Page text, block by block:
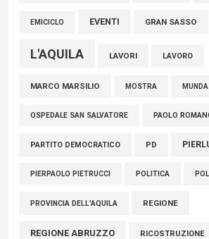
EMICICLO EVENTI GRAN SASSO
L'AQUILA LAVORI LAVORO
MARCO MARSILIO MOSTRA MUNDA
OSPEDALE SAN SALVATORE PAOLO
PARTITO DEMOCRATICO PD
PIERPAOLO PIETRUCCI POLITICA
PROVINCIA DELL'AQUILA REGIONE
REGIONE ABRUZZO RICOSTRUZIONE